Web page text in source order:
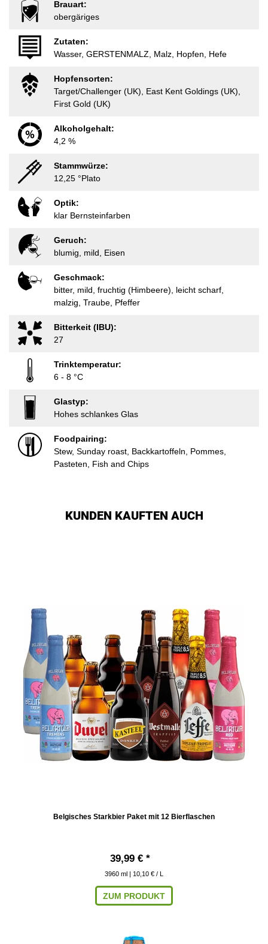
Brauart:
obergäriges
Zutaten:
Wasser, GERSTENMALZ, Malz, Hopfen, Hefe
Hopfensorten:
Target/Challenger (UK), East Kent Goldings (UK),
First Gold (UK)
Alkoholgehalt:
4,2 %
Stammwürze:
12,25 °Plato
Optik:
klar Bernsteinfarben
Geruch:
blumig, mild, Eisen
Geschmack:
bitter, mild, fruchtig (Himbeere), leicht scharf,
malzig, Traube, Pfeffer
Bitterkeit (IBU):
27
Trinktemperatur:
6 - 8 °C
Glastyp:
Hohes schlankes Glas
Foodpairing:
Stew, Sunday roast, Backkartoffeln, Pommes,
Pasteten, Fish and Chips
KUNDEN KAUFTEN AUCH
Belgisches Starkbier Paket mit 12 Bierflaschen
39,99 € *
3960 ml | 10,10 € / L
ZUM PRODUKT